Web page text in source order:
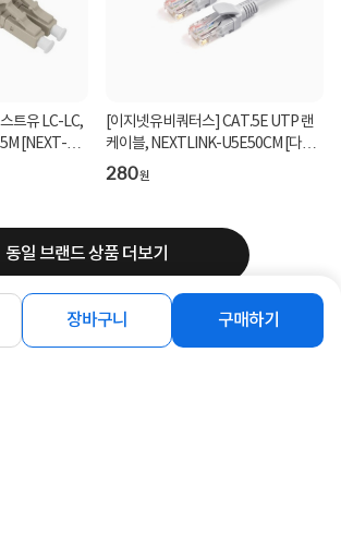
장바구니 구매하기
트유 LC-LC,
[NEXT-
[이지넷유비쿼터스] CAT.5E UTP 랜
케이블, NEXTLINK-U5E50CM [다이
렉트/단선] [그레...
280원
동일 브랜드 상품 더보기
그인공지사항 PC버전